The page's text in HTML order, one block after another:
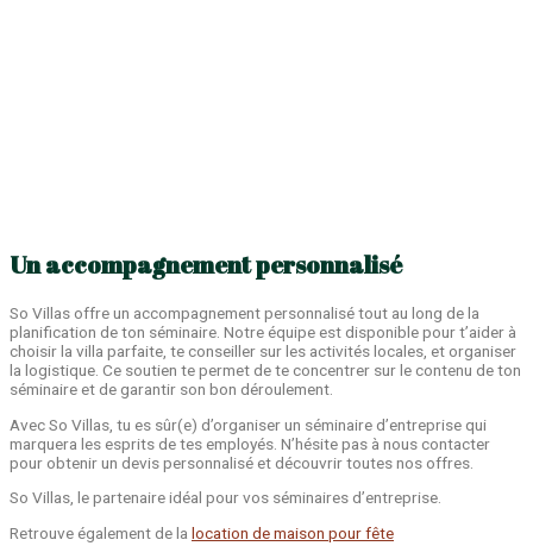
Un accompagnement personnalisé
So Villas offre un accompagnement personnalisé tout au long de la
planification de ton séminaire. Notre équipe est disponible pour t’aider à
choisir la villa parfaite, te conseiller sur les activités locales, et organiser
la logistique. Ce soutien te permet de te concentrer sur le contenu de ton
séminaire et de garantir son bon déroulement.
Avec So Villas, tu es sûr(e) d’organiser un séminaire d’entreprise qui
marquera les esprits de tes employés. N’hésite pas à nous contacter
pour obtenir un devis personnalisé et découvrir toutes nos offres.
So Villas, le partenaire idéal pour vos séminaires d’entreprise.
Retrouve également de la location de maison pour fête